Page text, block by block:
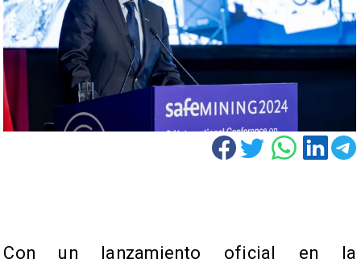
​Con un lanzamiento oficial en la